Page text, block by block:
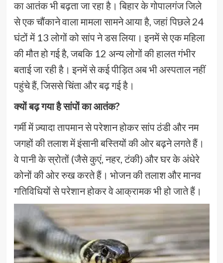
का आतंक भी बढ़ता जा रहा है। बिहार के गोपालगंज जिले
से एक चौंकाने वाला मामला सामने आया है, जहां पिछले 24
घंटों में 13 लोगों को सांप ने डस लिया। इनमें से एक महिला
की मौत हो गई है, जबकि 12 अन्य लोगों की हालत गंभीर
बताई जा रही है। इनमें से कई पीड़ित अब भी अस्पताल नहीं
पहुंचे हैं, जिससे चिंता और बढ़ गई है।
क्यों बढ़ गया है सांपों का आतंक?
गर्मी में ज़्यादा तापमान से परेशान होकर सांप ठंडी और नम
जगहों की तलाश में इंसानी बस्तियों की ओर बढ़ने लगते हैं।
वे पानी के स्रोतों (जैसे कुएं, नहर, टंकी) और घर के अंधेरे
कोनों की ओर रुख करते हैं। भोजन की तलाश और मानव
गतिविधियों से परेशान होकर वे आक्रामक भी हो जाते हैं।